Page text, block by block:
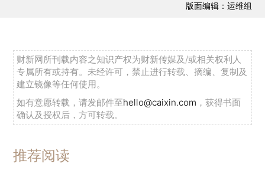
版面编辑：运维组
财新网所刊载内容之知识产权为财新传媒及/或相关权利人
专属所有或持有。未经许可，禁止进行转载、摘编、复制及
建立镜像等任何使用。
如有意愿转载，请发邮件至hello@caixin.com ，获得书面
确认及授权后，方可转载。
推荐阅读